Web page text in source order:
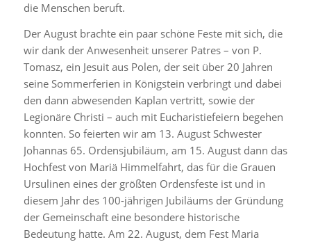
die Menschen beruft.
Der August brachte ein paar schöne Feste mit sich, die
wir dank der Anwesenheit unserer Patres – von P.
Tomasz, ein Jesuit aus Polen, der seit über 20 Jahren
seine Sommerferien in Königstein verbringt und dabei
den dann abwesenden Kaplan vertritt, sowie der
Legionäre Christi – auch mit Eucharistiefeiern begehen
konnten. So feierten wir am 13. August Schwester
Johannas 65. Ordensjubiläum, am 15. August dann das
Hochfest von Mariä Himmelfahrt, das für die Grauen
Ursulinen eines der größten Ordensfeste ist und in
diesem Jahr des 100-jährigen Jubiläums der Gründung
der Gemeinschaft eine besondere historische
Bedeutung hatte. Am 22. August, dem Fest Maria